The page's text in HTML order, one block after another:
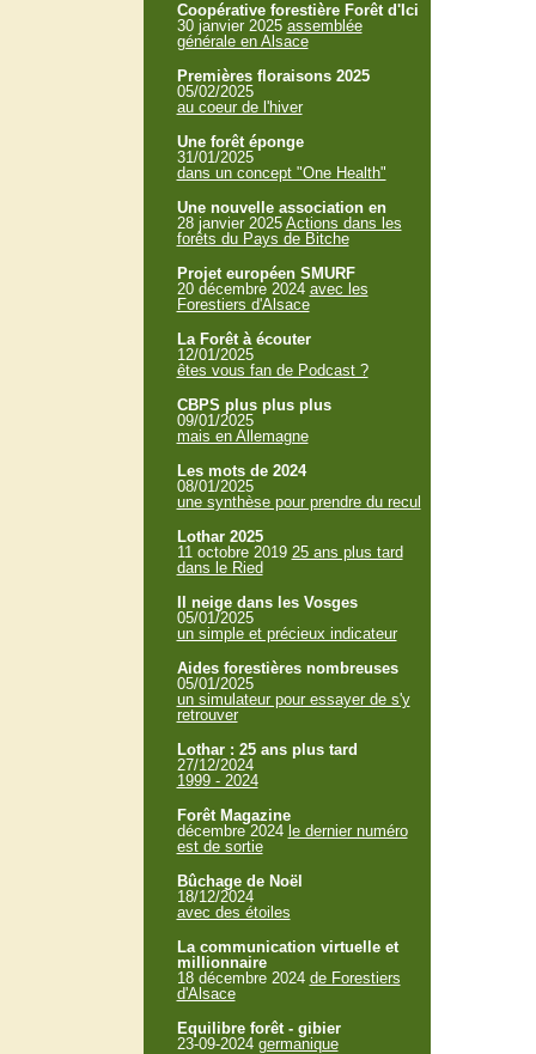
Coopérative forestière Forêt d'Ici
30 janvier 2025 assemblée
générale en Alsace
Premières floraisons 2025
05/02/2025
au coeur de l'hiver
Une forêt éponge
31/01/2025
dans un concept "One Health"
Une nouvelle association en
28 janvier 2025 Actions dans les
forêts du Pays de Bitche
Projet européen SMURF
20 décembre 2024 avec les
Forestiers d'Alsace
La Forêt à écouter
12/01/2025
êtes vous fan de Podcast ?
CBPS plus plus plus
09/01/2025
mais en Allemagne
Les mots de 2024
08/01/2025
une synthèse pour prendre du recul
Lothar 2025
11 octobre 2019 25 ans plus tard
dans le Ried
Il neige dans les Vosges
05/01/2025
un simple et précieux indicateur
Aides forestières nombreuses
05/01/2025
un simulateur pour essayer de s'y
retrouver
Lothar : 25 ans plus tard
27/12/2024
1999 - 2024
Forêt Magazine
décembre 2024 le dernier numéro
est de sortie
Bûchage de Noël
18/12/2024
avec des étoiles
La communication virtuelle et
millionnaire
18 décembre 2024 de Forestiers
d'Alsace
Equilibre forêt - gibier
23-09-2024 germanique